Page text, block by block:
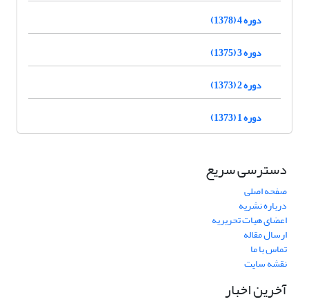
دوره 4 (1378)
دوره 3 (1375)
دوره 2 (1373)
دوره 1 (1373)
دسترسی سریع
صفحه اصلی
درباره نشریه
اعضای هیات تحریریه
ارسال مقاله
تماس با ما
نقشه سایت
آخرین اخبار